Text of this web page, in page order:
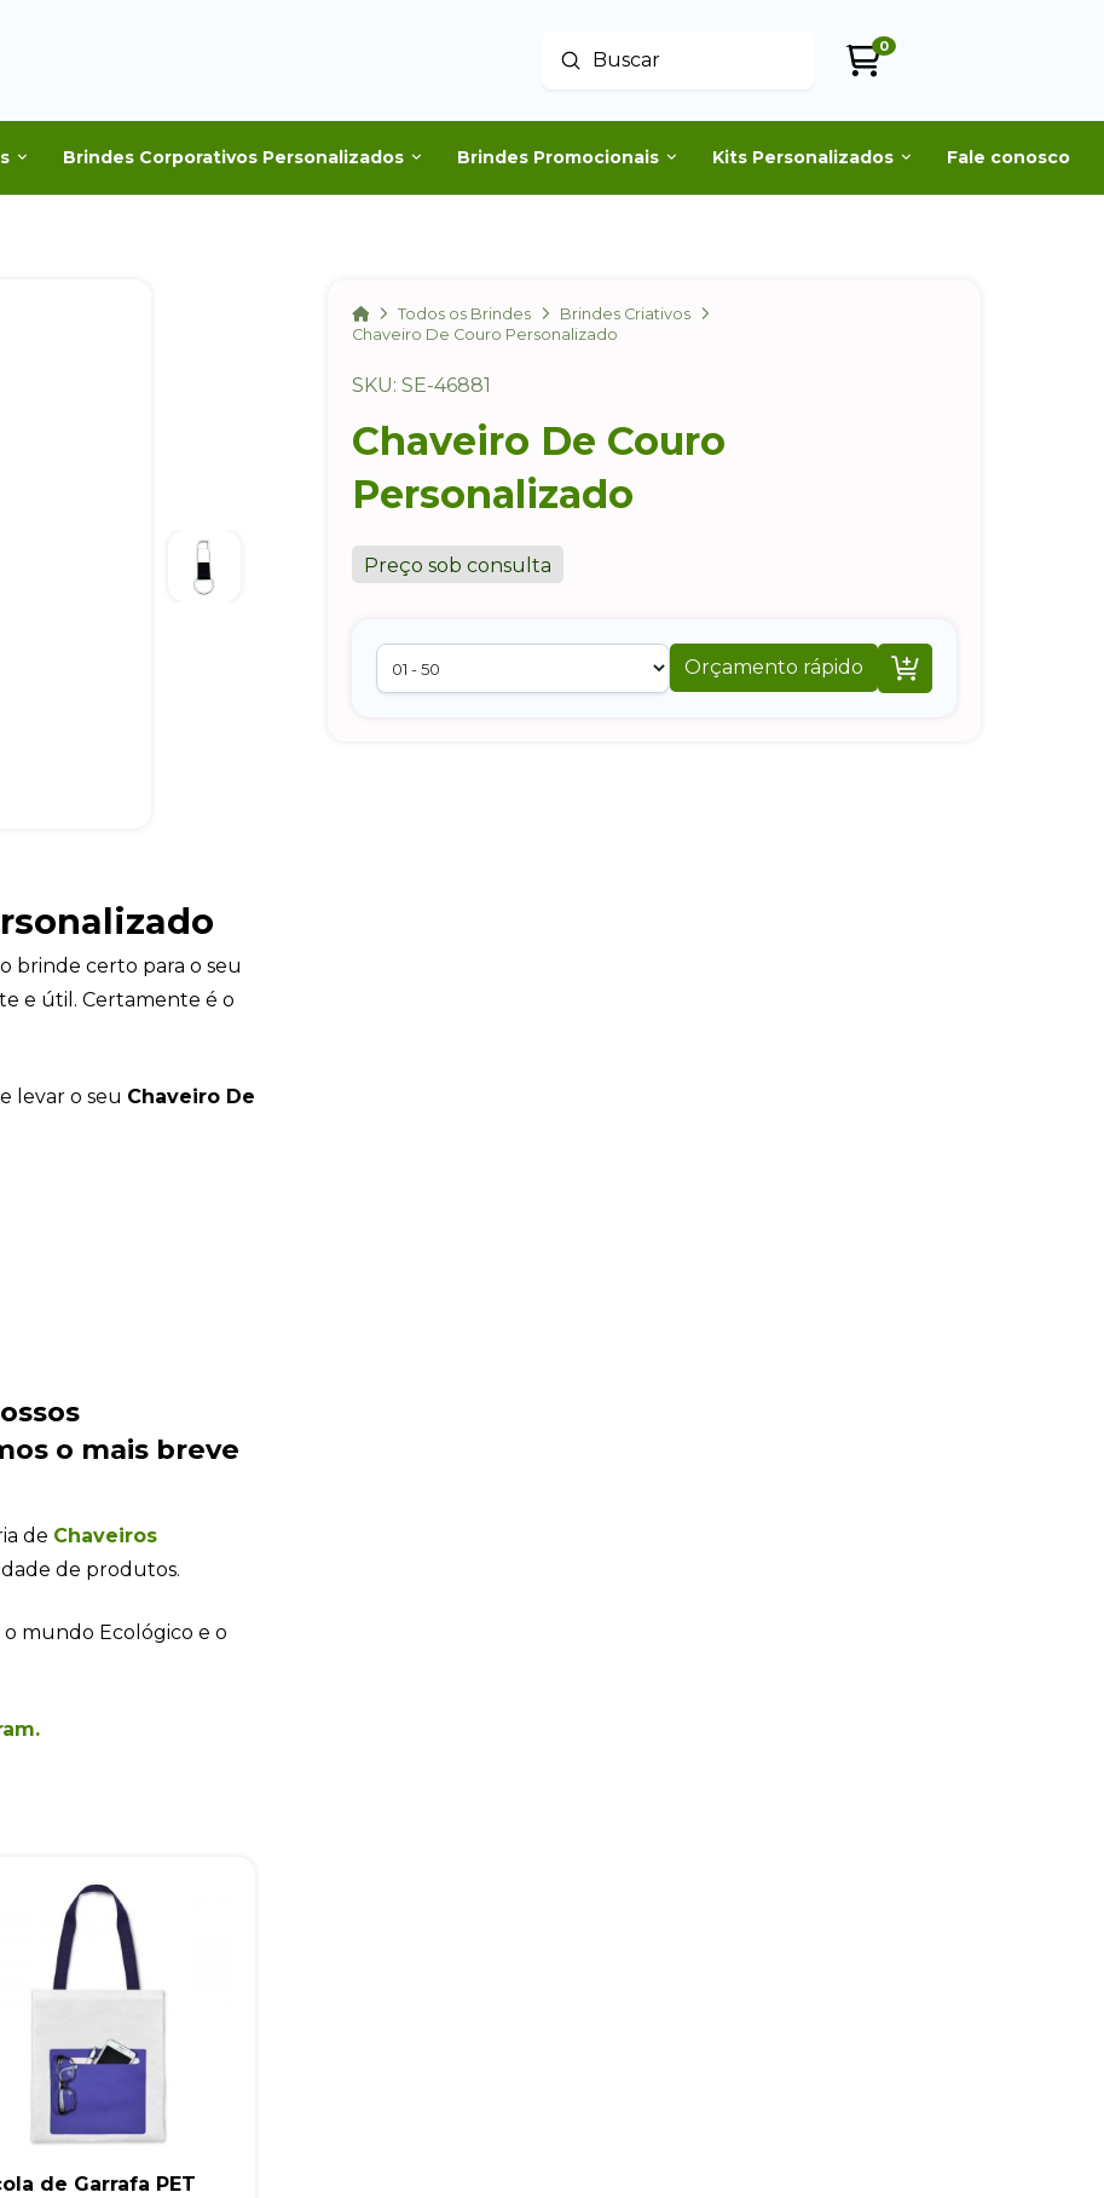
Buscar
Enviar
0
Brindes Corporativos Personalizados Brindes Promocionais Kits Personalizados Fale conosco
HomeTodos os Brindes
Brindes Criativos
Chaveiro De Couro Personalizado
SKU: SE-46881
Chaveiro De Couro
Personalizado
Preço sob consulta
Orçamento rápido 
brinde certo para o seu
e útil. Certamente é o
levar o seu Chaveiro De
o mais breve
de Chaveiros
de produtos.
mundo Ecológico e o
de Garrafa PET
Eu concordo em receber comunicações.
A nossa empresa está comprometida a proteger e respeitar sua
privacidade, utilizaremos seus dados apenas para fins de
marketing. Você pode alterar suas preferências a qualquer
momento.